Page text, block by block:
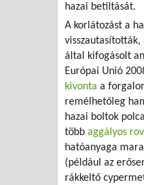
hazai betiltását.
A korlátozást a
által kifogásolt
Európai Unió
kivonta a
remélhetőleg
hazai boltok
több aggályos
hatóanyaga
(például az
rákkeltő